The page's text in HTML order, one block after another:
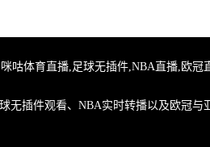
咕体育直播,足球无插件,NBA直播,欧
无插件观看、NBA实时转播以及欧冠